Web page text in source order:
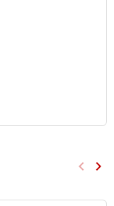
keyboard_arrow_left keyboard_arrow_right